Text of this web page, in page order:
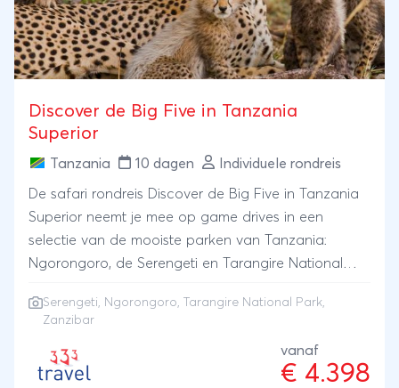
Discover de Big Five in Tanzania
Superior
Tanzania 10 dagen Individuele rondreis
De safari rondreis Discover de Big Five in Tanzania
Superior neemt je mee op game drives in een
selectie van de mooiste parken van Tanzania:
Ngorongoro, de Serengeti en Tarangire National
Zanzibar.
Serengeti, Ngorongoro, Tarangire National Park,
Zanzibar
vanaf
€ 4.398